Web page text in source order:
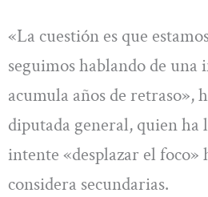
«La cuestión es que
seguimos hablando de
acumula años de retraso»,
diputada general, quien ha
intente «desplazar el foco»
considera secundarias.